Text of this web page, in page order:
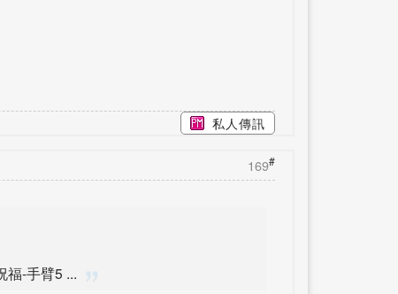
私人傳訊
169#
福-手臂5 ...